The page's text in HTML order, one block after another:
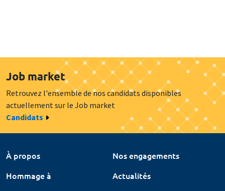
Job market
Retrouvez l'ensemble de nos candidats disponibles
actuellement sur le Job market
Candidats
À propos
Nos engagements
Hommage à
Actualités